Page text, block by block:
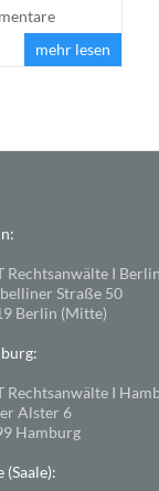
mehr lesen
Rechtsanwälte I Berlin
Straße 50
Berlin (Mitte)
Rechtsanwälte I
Alster 6
Hamburg
(Saale):